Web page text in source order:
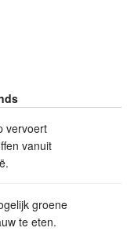
vervoert
vanuit
groene
te eten.